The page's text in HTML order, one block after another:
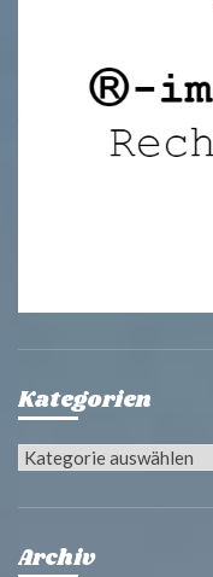
Kategorien
Kategorien
Archiv